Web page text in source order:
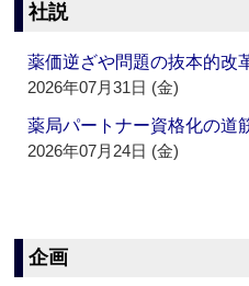
社説
薬価逆ざや問題の抜本的改
2026年07月31日 (金)
薬局パートナー資格化の道
2026年07月24日 (金)
企画